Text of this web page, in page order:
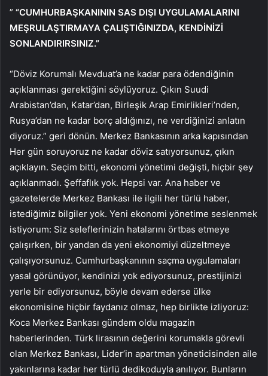
” “CUMHURBAŞKANININ SAS DIŞI UYGULAMALARINI
MEŞRULAŞTIRMAYA ÇALIŞTIĞINIZDA, KENDİNİZİ
SONLANDIRIRSINIZ.”
“Döviz Korumalı Mevduat’a ne kadar para ödendiğinin
açıklanması gerektiğini söylüyoruz. Çıkın Suudi
Arabistan’dan, Katar’dan, Birleşik Arap Emirlikleri’nden,
Rusya’dan ne kadar borç aldığınızı, ne verdiğinizi anlatın
diyoruz.” geri dönün. Merkez Bankasının arka kapısından
Her gün soruyoruz ne kadar döviz satıyorsunuz, çıkın
açıklayın. Seçim bitti, ekonomi yönetimi değişti, hiçbir şey
açıklanmadı. Şeffaflık yok. Hepsi var. Ana haber ve
gazetelerde Merkez Bankası ile ilgili her türlü haber,
istediğimiz bilgiler yok. Yeni ekonomi yönetime seslenmek
istiyorum: Siz seleflerinizin hatalarını örtbas etmeye
çalışırken, bir yandan da yeni ekonomiyi düzeltmeye
çalışıyorsunuz. Cumhurbaşkanının saçma uygulamaları
yasal görünüyor, kendinizi yok ediyorsunuz, prestijinizi
yerle bir ediyorsunuz, böyle devam ederse ülke
ekonomisine hiçbir faydanız olmaz, hep birlikte izliyoruz:
Koca Merkez Bankası gündem oldu magazin
haberlerinden. Türk lirasının değerini korumakla görevli
olan Merkez Bankası, Lider’in apartman yöneticisinden aile
yakınlarına kadar her türlü dedikoduyla anılıyor. Bunların